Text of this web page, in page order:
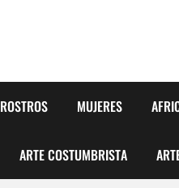
ROSTROS MUJERES
ARTE COSTUMBRISTA
Arte al Óleo